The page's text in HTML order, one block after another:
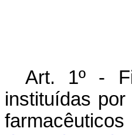
Art. 1º -
instituídas